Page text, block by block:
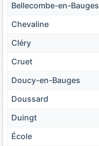
Bellecombe-en-Bauges
Chevaline
Cléry
Cruet
Doucy-en-Bauges
Doussard
Duingt
École